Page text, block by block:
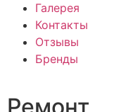
Галерея
Контакты
Отзывы
Бренды